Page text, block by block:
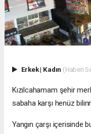
Erkek| Kadın (Haberi
Kızılcahamam şehir
sabaha karşı henüz
Yangın çarşı içerisinde